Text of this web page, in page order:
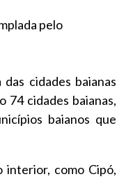
pelo
cidades baianas
74 cidades baianas,
baianos que
interior, como Cipó,